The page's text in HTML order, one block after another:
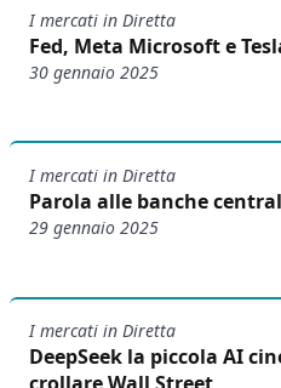
I mercati in Diretta
Fed, Meta Microsoft e
30 gennaio 2025
I mercati in Diretta
Parola alle banche
29 gennaio 2025
I mercati in Diretta
DeepSeek la piccola AI